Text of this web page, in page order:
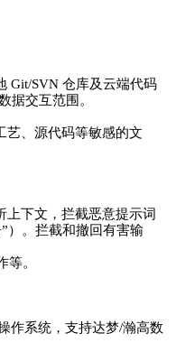
Git/SVN 仓库及云端代码
据交互范围。
艺、源代码等敏感的文
上下文，拦截恶意提示词
）。拦截和撤回有害输
等。
作系统，支持达梦/瀚高数